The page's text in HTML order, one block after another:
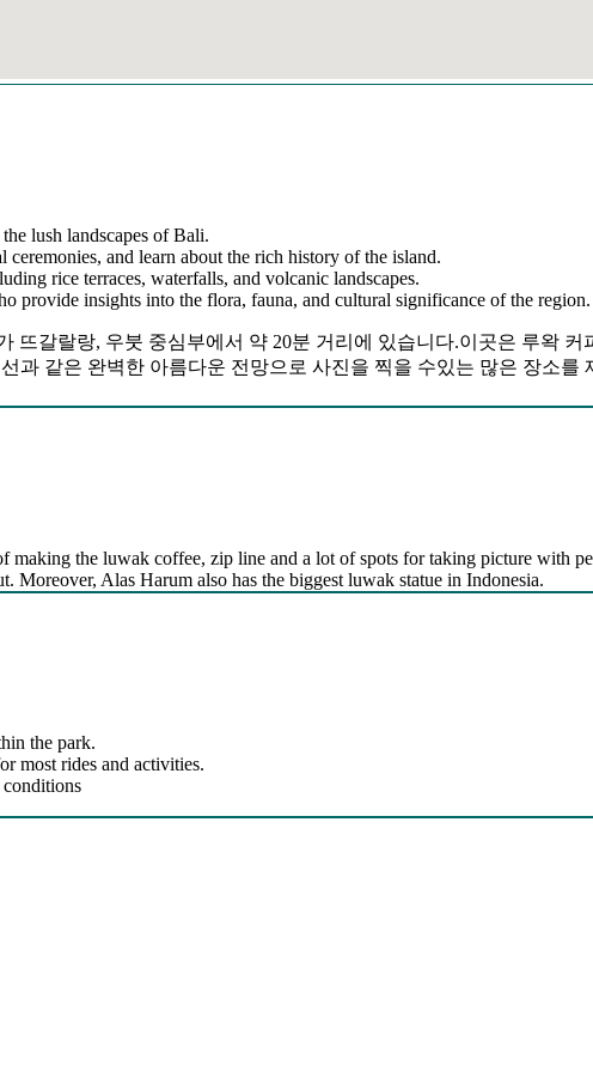
lush landscapes of Bali.
and learn about the rich history of the island.
rice terraces, waterfalls, and volcanic landscapes.
provide insights into the flora, fauna, and cultural significance of the region.
뜨갈랄랑, 우붓 중심부에서 약 20분 거리에 있습니다.이곳은 루왁
과 같은 완벽한 아름다운 전망으로 사진을 찍을 수있는 많은 장소를
the luwak coffee, zip line and a lot of spots for taking picture with
Alas Harum also has the biggest luwak statue in Indonesia.
the park.
most rides and activities.